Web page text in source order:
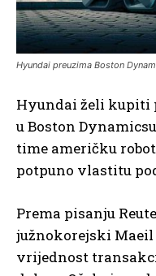
Hyundai preuzima Boston
Hyundai želi kupiti
u Boston
time američku
potpuno vlastitu
Prema pisanju
južnokorejski Maeil
vrijednost